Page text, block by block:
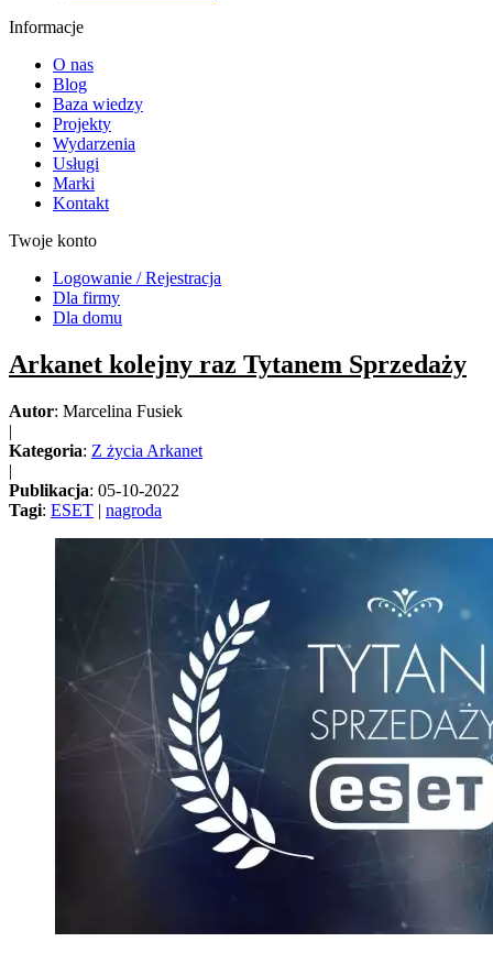
Informacje
O nas
Blog
Baza wiedzy
Projekty
Wydarzenia
Usługi
Marki
Kontakt
Twoje konto
Logowanie / Rejestracja
Dla firmy
Dla domu
Arkanet kolejny raz Tytanem Sprzedaży
Autor: Marcelina Fusiek
|
Kategoria: Z życia Arkanet
|
Publikacja: 05-10-2022
Tagi: ESET | nagroda